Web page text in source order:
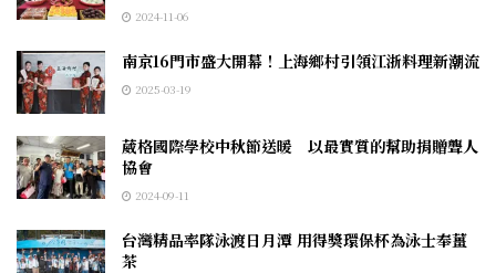
2024-11-06
南京16門市盛大開幕！上海鄉村引領江浙料理新潮流
2025-03-19
葳格國際學校中秋節送暖 以最實質的幫助捐贈聾人
協會
2024-09-11
台灣精品率隊泳渡日月潭 用得獎環保杯為泳士奉薑
茶